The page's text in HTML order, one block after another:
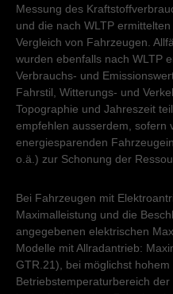
Messung des
und die nach WLTP
Vergleich von Fahrzeugen.
wurden ebenfalls nach WLTP
Verbrauchs- und
Fahrstil, Witterungs- und
Topographie und Jahreszeit
empfehlen ausserdem, sofern
energiesparenden
o.ä.) zur Schonung der
Bei Fahrzeugen mit
Maximalleistung und die
angegebenen elektrischen
Modelle mit Allradantrieb:
GTR.21), bei möglichst
Betriebstemperaturbereich